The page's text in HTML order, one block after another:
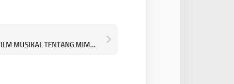
IN THE HEIGHTS (2021) – FILM MUSIKAL TENTANG MIMPI YANG MENYENTUH RELUNG JIWA